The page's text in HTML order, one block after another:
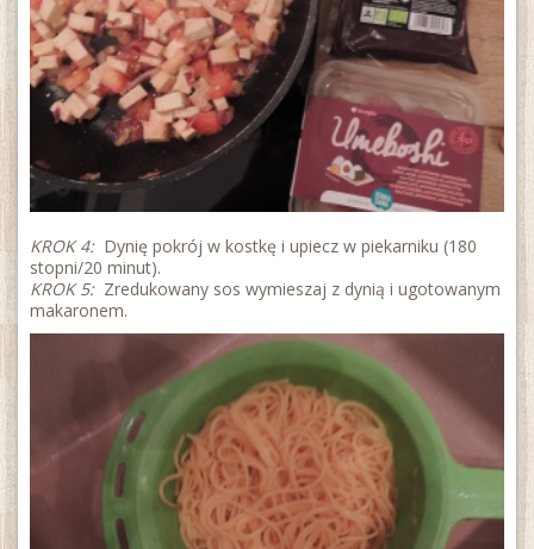
KROK 4:Dynię pokrój w kostkę i upiecz w piekarniku (180
stopni/20 minut).
KROK 5:Zredukowany sos wymieszaj z dynią i ugotowanym
makaronem.